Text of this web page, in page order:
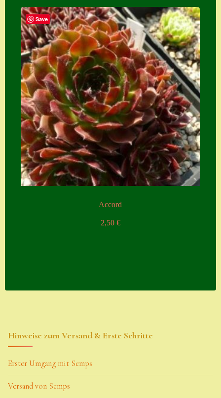
Save
Accord
2,50 €
Hinweise zum Versand & Erste Schritte
Erster Umgang mit Semps
Versand von Semps